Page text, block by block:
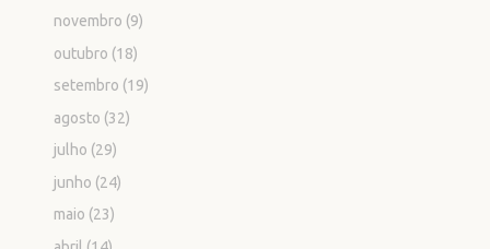
novembro (9)
outubro (18)
setembro (19)
agosto (32)
julho (29)
junho (24)
maio (23)